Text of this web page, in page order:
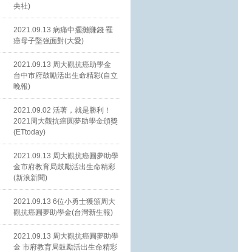
央社)
2021.09.13 病痛中擺攤賺錢 罹
癌母子堅強面對(大愛)
2021.09.13 周大觀抗癌助學金
台中市府鼓勵活出生命精彩(自立
晚報)
2021.09.02 活著，就是勝利！
2021周大觀抗癌圓夢助學金頒獎
(ETtoday)
2021.09.13 周大觀抗癌圓夢助學
金市府教育局鼓勵活出生命精彩
(新浪新聞)
2021.09.13 6位小勇士獲頒周大
觀抗癌圓夢助學金(台灣新生報)
2021.09.13 周大觀抗癌圓夢助學
金 市府教育局鼓勵活出生命精彩